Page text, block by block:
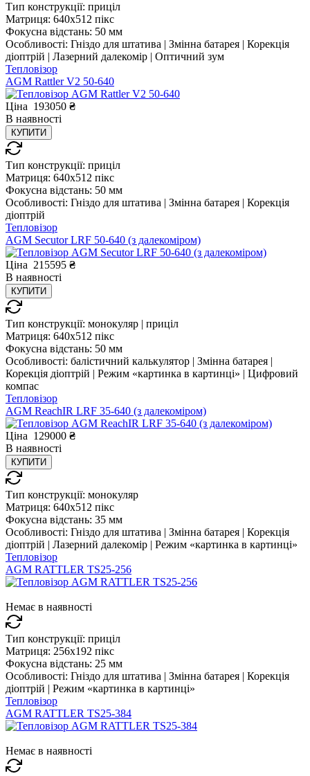
Тип конструкції: приціл
Матриця: 640x512 пікс
Фокусна відстань: 50 мм
Особливості: Гніздо для штатива | Змінна батарея | Корекція
діоптрій | Лазерний далекомір | Оптичний зум
Тепловізор
AGM Rattler V2 50-640
Ціна 193050 ₴
В наявності
КУПИТИ
Тип конструкції: приціл
Матриця: 640x512 пікс
Фокусна відстань: 50 мм
Особливості: Гніздо для штатива | Змінна батарея | Корекція
діоптрій
Тепловізор
AGM Secutor LRF 50-640 (з далекоміром)
Ціна 215595 ₴
В наявності
КУПИТИ
Тип конструкції: монокуляр | приціл
Матриця: 640x512 пікс
Фокусна відстань: 50 мм
Особливості: балістичний калькулятор | Змінна батарея |
Корекція діоптрій | Режим «картинка в картинці» | Цифровий
компас
Тепловізор
AGM ReachIR LRF 35-640 (з далекоміром)
Ціна 129000 ₴
В наявності
КУПИТИ
Тип конструкції: монокуляр
Матриця: 640x512 пікс
Фокусна відстань: 35 мм
Особливості: Гніздо для штатива | Змінна батарея | Корекція
діоптрій | Лазерний далекомір | Режим «картинка в картинці»
Тепловізор
AGM RATTLER TS25-256
Немає в наявності
Тип конструкції: приціл
Матриця: 256x192 пікс
Фокусна відстань: 25 мм
Особливості: Гніздо для штатива | Змінна батарея | Корекція
діоптрій | Режим «картинка в картинці»
Тепловізор
AGM RATTLER TS25-384
Немає в наявності